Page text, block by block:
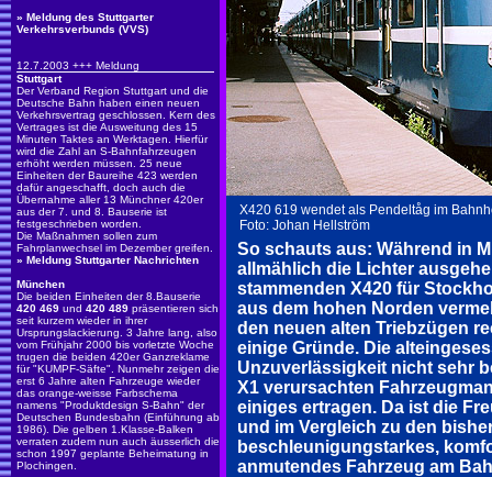
» Meldung des Stuttgarter
Verkehrsverbunds (VVS)
12.7.2003 +++ Meldung
Stuttgart
Der Verband Region Stuttgart und die
Deutsche Bahn haben einen neuen
Verkehrsvertrag geschlossen. Kern des
Vertrages ist die Ausweitung des 15
Minuten Taktes an Werktagen. Hierfür
wird die Zahl an S-Bahnfahrzeugen
erhöht werden müssen. 25 neue
Einheiten der Baureihe 423 werden
dafür angeschafft, doch auch die
Übernahme aller 13 Münchner 420er
aus der 7. und 8. Bauserie ist
festgeschrieben worden.
Die Maßnahmen sollen zum
Fahrplanwechsel im Dezember greifen.
» Meldung Stuttgarter Nachrichten
München
Die beiden Einheiten der 8.Bauserie
420 469 und 420 489 präsentieren sich
seit kurzem wieder in ihrer
Ursprungslackierung. 3 Jahre lang, also
vom Frühjahr 2000 bis vorletzte Woche
trugen die beiden 420er Ganzreklame
für "KUMPF-Säfte". Nunmehr zeigen die
erst 6 Jahre alten Fahrzeuge wieder
das orange-weisse Farbschema
namens "Produktdesign S-Bahn" der
Deutschen Bundesbahn (Einführung ab
1986). Die gelben 1.Klasse-Balken
verraten zudem nun auch äusserlich die
schon 1997 geplante Beheimatung in
Plochingen.
X420 619 wendet als Pendeltåg im
Foto: Johan Hellström
So schauts aus: Während in
allmählich die Lichter
stammenden X420 für
aus dem hohen Norden
den neuen alten Triebzügen
einige Gründe. Die
Unzuverlässigkeit nicht sehr
X1 verursachten
einiges ertragen. Da ist die
und im Vergleich zu den
beschleunigungstarkes,
anmutendes Fahrzeug am